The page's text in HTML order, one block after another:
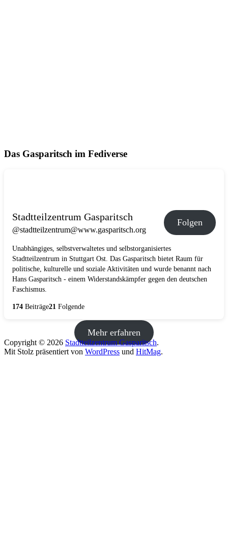
Das Gasparitsch im Fediverse
Stadtteilzentrum Gasparitsch
@stadtteilzentrum@www.gasparitsch.org
Folgen
Unabhängiges, selbstverwaltetes und selbstorganisiertes
Stadtteilzentrum in Stuttgart Ost. Das Gasparitsch bietet Raum für
politische, kulturelle und soziale Aktivitäten und wurde benannt nach
Hans Gasparitsch - einem Widerstandskämpfer gegen den deutschen
Faschismus.
174 Beiträge21 Folgende
Mehr erfahren
Copyright © 2026 Stadtteilzentrum Gasparitsch.
Mit Stolz präsentiert von WordPress und HitMag.